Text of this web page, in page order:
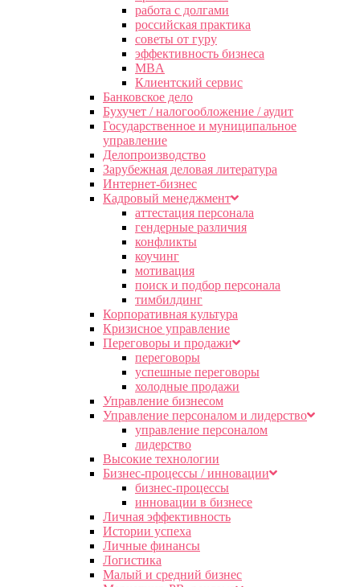
работа с долгами
российская практика
советы от гуру
эффективность бизнеса
MBA
Клиентский сервис
Банковское дело
Бухучет / налогообложение / аудит
Государственное и муниципальное
управление
Делопроизводство
Зарубежная деловая литература
Интернет-бизнес
Кадровый менеджмент
аттестация персонала
гендерные различия
конфликты
коучинг
мотивация
поиск и подбор персонала
тимбилдинг
Корпоративная культура
Кризисное управление
Переговоры и продажи
переговоры
успешные переговоры
холодные продажи
Управление бизнесом
Управление персоналом и лидерство
управление персоналом
лидерство
Высокие технологии
Бизнес-процессы / инновации
бизнес-процессы
инновации в бизнесе
Личная эффективность
Истории успеха
Личные финансы
Логистика
Малый и средний бизнес